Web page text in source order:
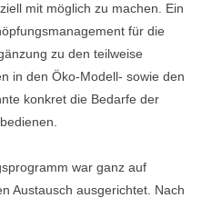
mit möglich zu machen. Ein
für die
zu den teilweise
in den Öko-Modell- sowie den
konkret die Bedarfe der
war ganz auf
Austausch ausgerichtet. Nach